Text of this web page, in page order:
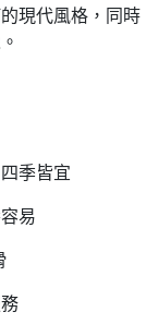
現代風格，同時
季皆宜
易